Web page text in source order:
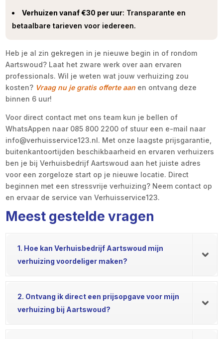
Verhuizen vanaf €30 per uur: Transparante en
betaalbare tarieven voor iedereen.​
Heb je al zin gekregen in je nieuwe begin in of rondom
Aartswoud? Laat het zware werk over aan ervaren
professionals.​ Wil je weten wat jouw verhuizing zou
kosten? Vraag nu je gratis offerte aan en ontvang deze
binnen 6 uur!
Voor direct contact met ons team kun je bellen of
WhatsAppen naar 085 800 2200 of stuur een e-mail naar
info@verhuisservice123.​nl.​ Met onze laagste prijsgarantie,
buitenkantoortijden beschikbaarheid en ervaren verhuizers
ben je bij Verhuisbedrijf Aartswoud aan het juiste adres
voor een zorgeloze start op je nieuwe locatie.​ Direct
beginnen met een stressvrije verhuizing? Neem contact op
en ervaar de service van Verhuisservice123.​
Meest gestelde vragen
1. Hoe kan Verhuisbedrijf Aartswoud mijn
verhuizing voordeliger maken?
2. Ontvang ik direct een prijsopgave voor mijn
verhuizing bij Aartswoud?